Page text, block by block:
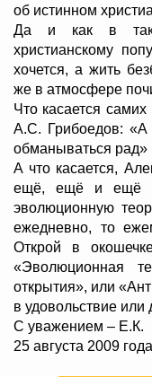
об истинном
Да и как в
христианскому
хочется, а жить
же в атмосфере
Что касается
А.С. Грибоедов:
обманываться рад»
А что касается,
ещё, ещё и ещё
эволюционную
ежедневно, то
Открой в
«Эволюционная
открытия», или
в удовольствие
С уважением – Е.К.
25 августа 2009